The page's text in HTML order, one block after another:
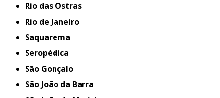
Rio das Ostras
Rio de Janeiro
Saquarema
Seropédica
São Gonçalo
São João da Barra